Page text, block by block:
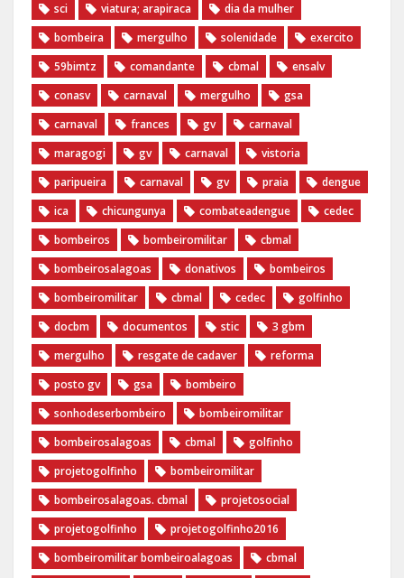
sci
viatura; arapiraca
dia da mulher
bombeira
mergulho solenidade
exercito
59bimtz
comandante cbmal
ensalv
conasv
carnaval mergulho
gsa
carnaval
frances gv
carnaval
maragogi
gv carnaval
vistoria
paripueira
carnaval gv praia
dengue
ica
chicungunya combateadengue
cedec
bombeiros
bombeiromilitar
cbmal
bombeirosalagoas
donativos
bombeiros
bombeiromilitar
cbmal cedec
golfinho
docbm
documentos stic
3 gbm
mergulho
resgate de cadaver
reforma
posto gv
gsa
bombeiro
sonhodeserbombeiro
bombeiromilitar
bombeirosalagoas
cbmal
golfinho
projetogolfinho
bombeiromilitar
bombeirosalagoas. cbmal
projetosocial
projetogolfinho
projetogolfinho2016
bombeiromilitar bombeiroalagoas
cbmal